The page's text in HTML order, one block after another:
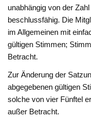
unabhängig von der
beschlussfähig. Die
im Allgemeinen mit
gültigen Stimmen;
Betracht.
Zur Änderung der
abgegebenen gültigen
solche von vier Fünftel
außer Betracht.